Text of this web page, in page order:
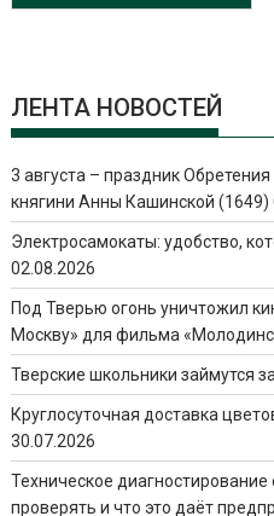
ЛЕНТА НОВОСТЕЙ
3 августа – праздник
княгини Анны Кашинской (1649)
Электросамокаты: удобство,
02.08.2026
Под Тверью огонь уничтожил
Москву» для фильма
Тверские школьники займутся
Круглосуточная доставка
30.07.2026
Техническое
проверять и что это даёт